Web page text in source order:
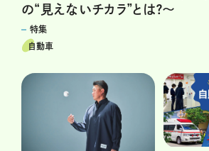
の“見えないチカラ”とは？～
特集
自動車